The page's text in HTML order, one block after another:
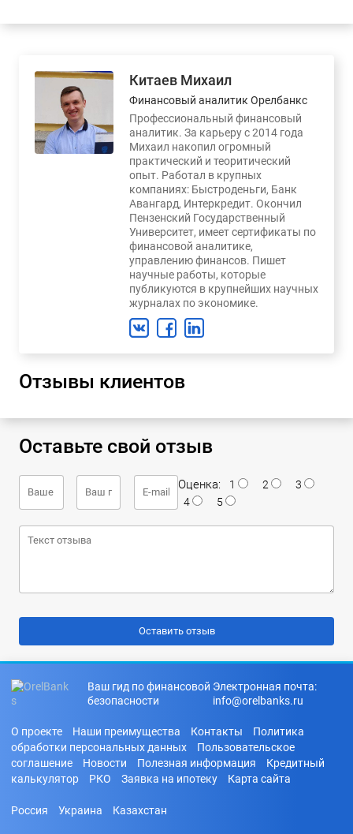
Китаев Михаил
Финансовый аналитик Орелбанкс
Профессиональный финансовый
аналитик. За карьеру с 2014 года
Михаил накопил огромный
практический и теоритический
опыт. Работал в крупных
компаниях: Быстроденьги, Банк
Авангард, Интеркредит. Окончил
Пензенский Государственный
Университет, имеет сертификаты по
финансовой аналитике,
управлению финансов. Пишет
научные работы, которые
публикуются в крупнейших научных
журналах по экономике.
Отзывы клиентов
Оставьте свой отзыв
Оценка: 1 2
3
4
5
Ваш гид по финансовой
безопасности
Электронная почта:
info@orelbanks.ru
О проекте Наши преимущества Контакты
Политика
обработки персональных данных
Пользовательское
соглашение
Новости Полезная информация
Кредитный
калькулятор
РКО Заявка на ипотеку Карта сайта
Россия Украина Казахстан